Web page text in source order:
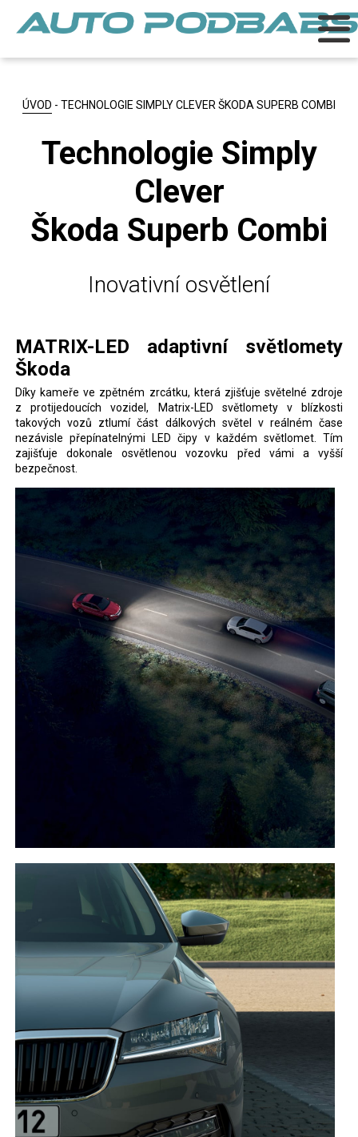
ÚVOD - TECHNOLOGIE SIMPLY CLEVER ŠKODA SUPERB COMBI
Technologie Simply
Clever
Škoda Superb Combi
Inovativní osvětlení
MATRIX-LED adaptivní světlomety
Škoda
Díky kameře ve zpětném zrcátku, která zjišťuje světelné zdroje
z protijedoucích vozidel, Matrix-LED světlomety v blízkosti
takových vozů ztlumí část dálkových světel v reálném čase
nezávisle přepínatelnými LED čipy v každém světlomet. Tím
zajišťuje dokonale osvětlenou vozovku před vámi a vyšší
bezpečnost.